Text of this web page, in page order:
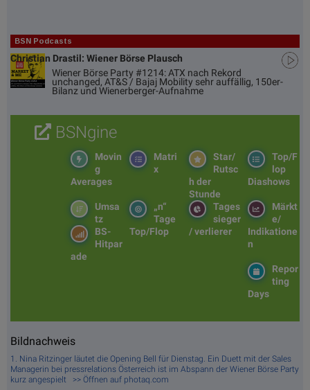
BSN Podcasts
Christian Drastil: Wiener Börse Plausch
Wiener Börse Party #1214: ATX nach Rekord
unchanged, AT&S / Bajaj Mobility sehr auffällig, 150er-
Bilanz und Wienerberger-Aufnahme
BSNgine
Top/F
lop
Diashows
Star/
Rutsc
h der
Stunde
Matri
x
Movin
g
Averages
Märkt
e/
Indikatione
n
Tages
sieger
/ verlierer
„n“
Tage
Top/Flop
Umsa
tz
BS-
Hitpar
ade
Repor
ting
Days
Bildnachweis
1. Nina Ritzinger läutet die Opening Bell für Dienstag. Ein Duett mit der Sales
Managerin bei pressrelations Österreich ist im Abspann der Wiener Börse Party
kurz angespielt >> Öffnen auf photaq.com